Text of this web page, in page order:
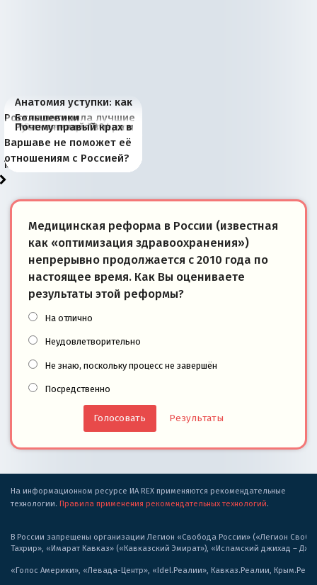
Анатомия уступки: как
Россия потеряла лучшие
рыбопромысловые
районы Баренцева
моря
Большевики
отличаются от «Яблока»
тем, что они -
победители
Киевская марионетка
Запада рассказала о
«переобувании» хозяев
В России назрели
перемены: 15 шагов к
суверенной экономике
Миграционный пожар
Европы
Россия начинает
сбрасывать балласт
Анкориджа
Россия зимой 1904
года: первые уступки во
внутренней политике
Русская нация вчера и
сегодня
Почему правый крах в
Варшаве не поможет её
отношениям с Россией?
Медицинская реформа в России (известная
как «оптимизация здравоохранения»)
непрерывно продолжается с 2010 года по
настоящее время. Как Вы оцениваете
результаты этой реформы?
На отлично
Неудовлетворительно
Не знаю, поскольку процесс не завершён
Посредственно
Результаты
На информационном ресурсе ИА REX применяются рекомендательные
технологии. Правила применения рекомендательных технологий.
В России запрещены организации Легион «Свобода России» («Легион
Тахрир», «Имарат Кавказ» («Кавказский Эмират»), «Исламский джихад –
«Голос Америки», «Левада-Центр», «Idel.Реалии», Кавказ.Реалии,